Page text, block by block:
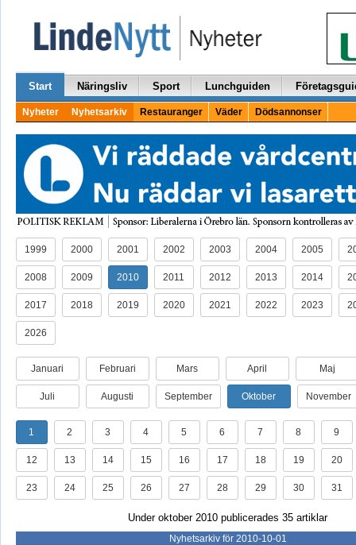
Start Näringsliv Sport Lunchguiden
Nyheter Nyhetsarkiv Restauranger Väder Dödsannonser
1999 2000 2001 2002 2003 2004 2005
2008 2009 2010 2011 2012 2013 2014
2017 2018 2019 2020 2021 2022 2023
2026
Januari Februari Mars April Maj
Juli Augusti September Oktober November
1 2 3 4 5 6 7 8 9
12 13 14 15 16 17 18 19 20
23 24 25 26 27 28 29 30 31
Under oktober 2010 publicerades 35 artiklar
Nyhetsarkiv för 2010-10-01